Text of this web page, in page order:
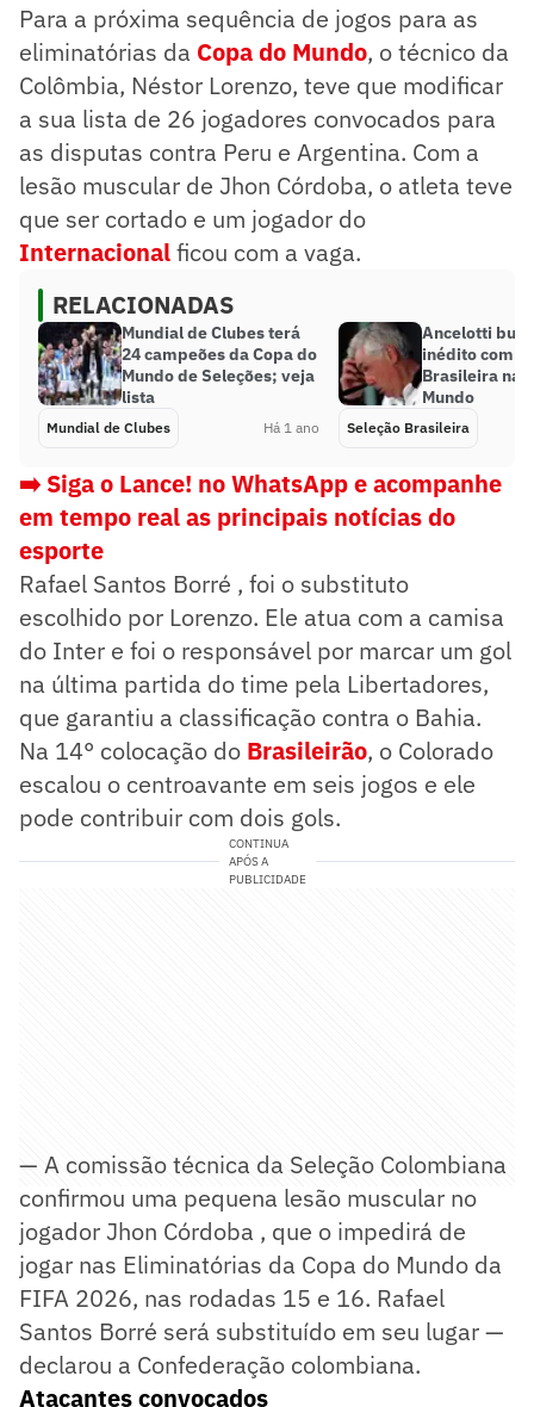
Para a próxima sequência de jogos para as
eliminatórias da Copa do Mundo, o técnico da
Colômbia, Néstor Lorenzo, teve que modificar
a sua lista de 26 jogadores convocados para
as disputas contra Peru e Argentina. Com a
lesão muscular de Jhon Córdoba, o atleta teve
que ser cortado e um jogador do
Internacionalficou com a vaga.
RELACIONADAS
Mundial de Clubes terá
24 campeões da Copa do
Mundo de Seleções; veja
lista
Mundial de Clubes Há 1 ano
Ancelotti
inédito com a
Brasileira na
Mundo
Seleção Brasileira
➡️ Siga o Lance! no WhatsApp e acompanhe
em tempo real as principais notícias do
esporte
Rafael Santos Borré , foi o substituto
escolhido por Lorenzo. Ele atua com a camisa
do Inter e foi o responsável por marcar um gol
na última partida do time pela Libertadores,
que garantiu a classificação contra o Bahia.
Na 14° colocação do Brasileirão, o Colorado
escalou o centroavante em seis jogos e ele
pode contribuir com dois gols.
CONTINUA
APÓS A
PUBLICIDADE
— A comissão técnica da Seleção Colombiana
confirmou uma pequena lesão muscular no
jogador Jhon Córdoba , que o impedirá de
jogar nas Eliminatórias da Copa do Mundo da
FIFA 2026, nas rodadas 15 e 16. Rafael
Santos Borré será substituído em seu lugar —
declarou a Confederação colombiana.
Atacantes convocados